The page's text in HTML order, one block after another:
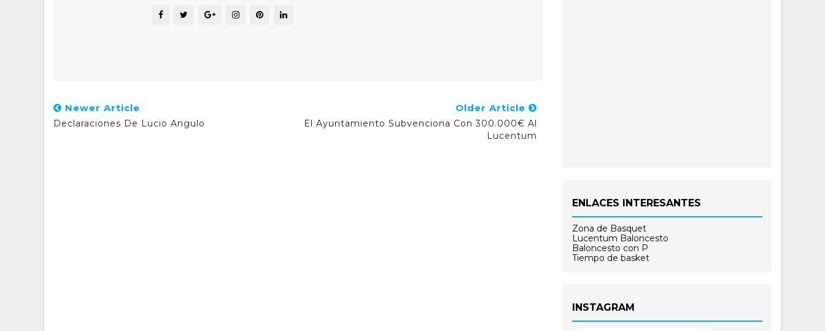
Newer Article
Declaraciones De Lucio Angulo
Older Article
El Ayuntamiento Subvenciona Con 300.000€ Al
Lucentum
ENLACES INTERESANTES
Zona de Basquet
Lucentum Baloncesto
Baloncesto con P
Tiempo de basket
INSTAGRAM